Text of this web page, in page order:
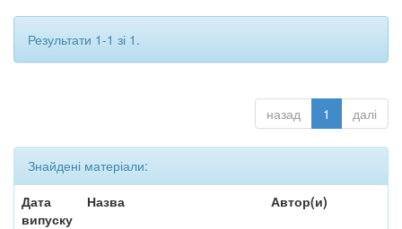
Результати 1-1 зі 1.
назад 1 далі
Знайдені матеріали:
Дата
випуску
Назва Автор(и)